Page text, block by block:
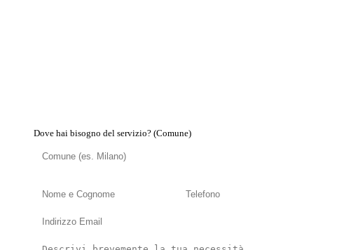
Dove hai bisogno del servizio? (Comune)